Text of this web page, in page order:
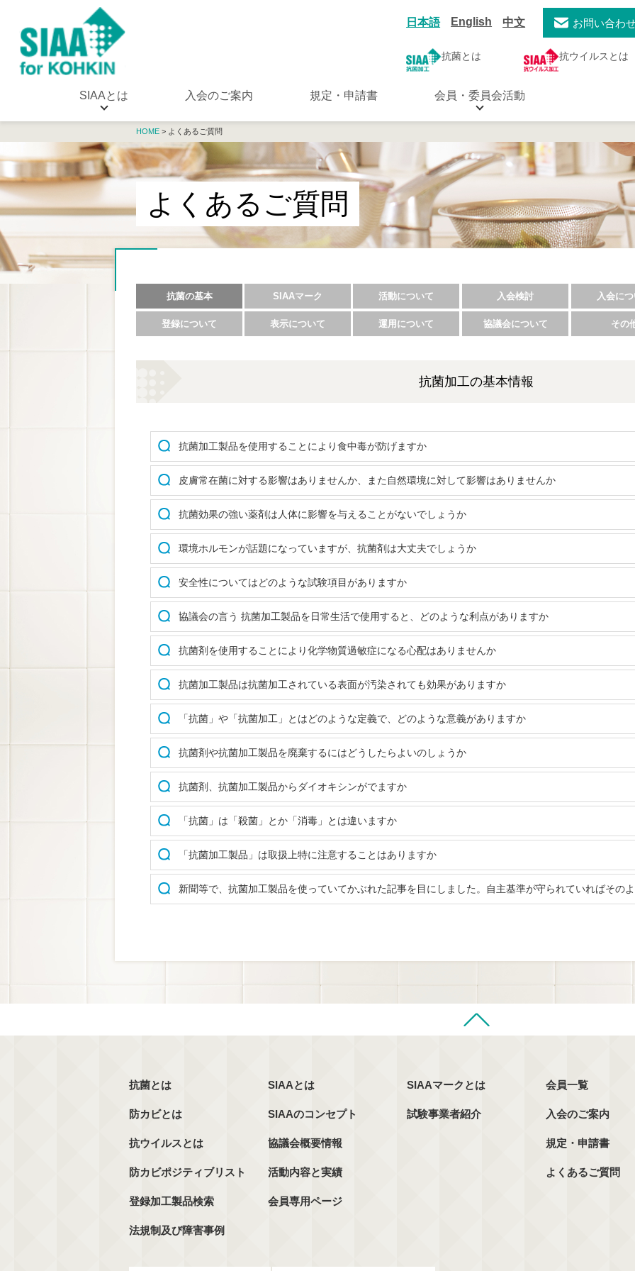
日本語 English 中文 お問い合わ
抗菌とは 抗ウイルスとは
SIAAとは 入会のご案内 規定・申請書 会員・委員会活動
HOME > よくあるご質問
よくあるご質問
抗菌の基本 SIAAマーク 活動について 入会検討 入会に
登録について 表示について 運用について 協議会について その
抗菌加工の基本情報
抗菌加工製品を使用することにより食中毒が防げますか
皮膚常在菌に対する影響はありませんか、また自然環境に対して影響はありませんか
抗菌効果の強い薬剤は人体に影響を与えることがないでしょうか
環境ホルモンが話題になっていますが、抗菌剤は大丈夫でしょうか
安全性についてはどのような試験項目がありますか
協議会の言う 抗菌加工製品を日常生活で使用すると、どのような利点がありますか
抗菌剤を使用することにより化学物質過敏症になる心配はありませんか
抗菌加工製品は抗菌加工されている表面が汚染されても効果がありますか
「抗菌」や「抗菌加工」とはどのような定義で、どのような意義がありますか
抗菌剤や抗菌加工製品を廃棄するにはどうしたらよいのしょうか
抗菌剤、抗菌加工製品からダイオキシンがでますか
「抗菌」は「殺菌」とか「消毒」とは違いますか
「抗菌加工製品」は取扱上特に注意することはありますか
新聞等で、抗菌加工製品を使っていてかぶれた記事を目にしました。自主基準が守られていればその
抗菌とは
防カビとは
抗ウイルスとは
防カビポジティブリスト
登録加工製品検索
法規制及び障害事例
SIAAとは
SIAAのコンセプト
協議会概要情報
活動内容と実績
会員専用ページ
SIAAマークとは
試験事業者紹介
会員一覧
入会のご案内
規定・申請書
よくあるご質問